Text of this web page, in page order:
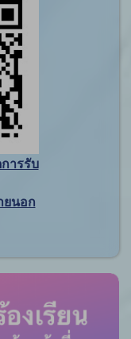
ารรับ
ยนอก